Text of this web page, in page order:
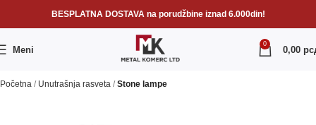
BESPLATNA DOSTAVA na porudžbine iznad 6.000din!
Meni
0
0,00
Početna Unutrašnja rasveta Stone lampe